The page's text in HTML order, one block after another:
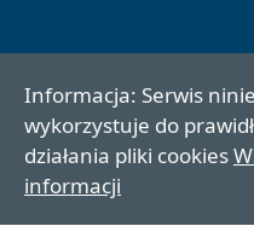
Informacja: Serwis
wykorzystuje do
działania pliki cookies
informacji